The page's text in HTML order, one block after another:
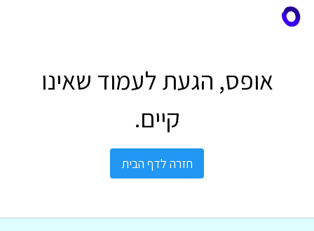
אופס, הגעת לעמוד שאינו
קיים.
חזרה לדף הבית